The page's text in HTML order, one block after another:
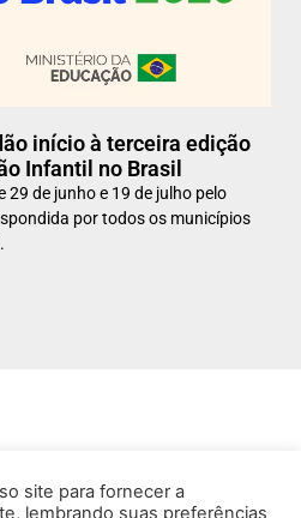
início à terceira edição
Infantil no Brasil
29 de junho e 19 de julho pelo
por todos os municípios
site para fornecer a
lembrando suas preferências